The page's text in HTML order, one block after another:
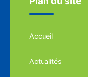
Accueil
Actualités